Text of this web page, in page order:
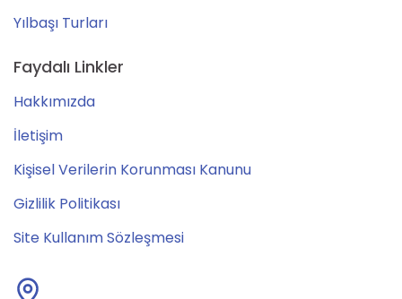
Yılbaşı Turları
Faydalı Linkler
Hakkımızda
İletişim
Kişisel Verilerin Korunması Kanunu
Gizlilik Politikası
Site Kullanım Sözleşmesi